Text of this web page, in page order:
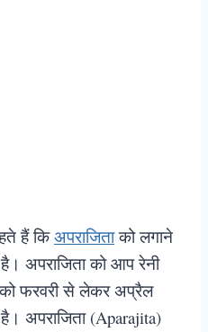
हैं किअपराजिताको लगाने
अपराजिता को आप रेनी
फरवरी से लेकर अप्रैल
अपराजिता (Aparajita)